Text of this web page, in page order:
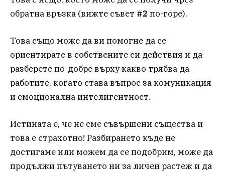
обратна връзка (вижте съвет #2 по-горе).
Това също може да ви помогне да се
ориентирате в собствените си действия и да
разберете по-добре върху какво трябва да
работите, когато става въпрос за комуникация
и емоционална интелигентност.
Истината е, че не сме съвършени същества и
това е страхотно! Разбирането къде не
достигаме или можем да се подобрим, може да
продължи пътуването ни за личен растеж и да